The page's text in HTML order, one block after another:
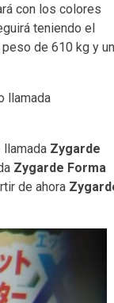
con los colores
teniendo el
de 610 kg y
llamada
Zygarde
Zygarde Forma
de ahora